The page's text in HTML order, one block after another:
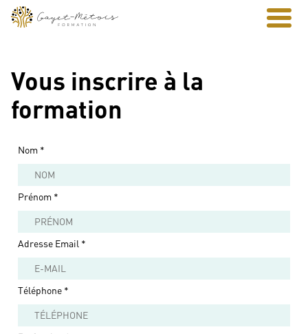
Vous inscrire à la
formation
Nom *
Prénom *
Adresse Email *
Téléphone *